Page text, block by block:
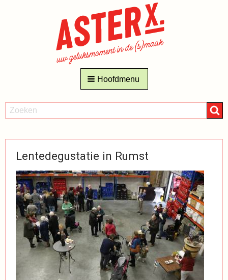
Hoofdmenu
ZOEKEN
Zoeken
Lentedegustatie in Rumst